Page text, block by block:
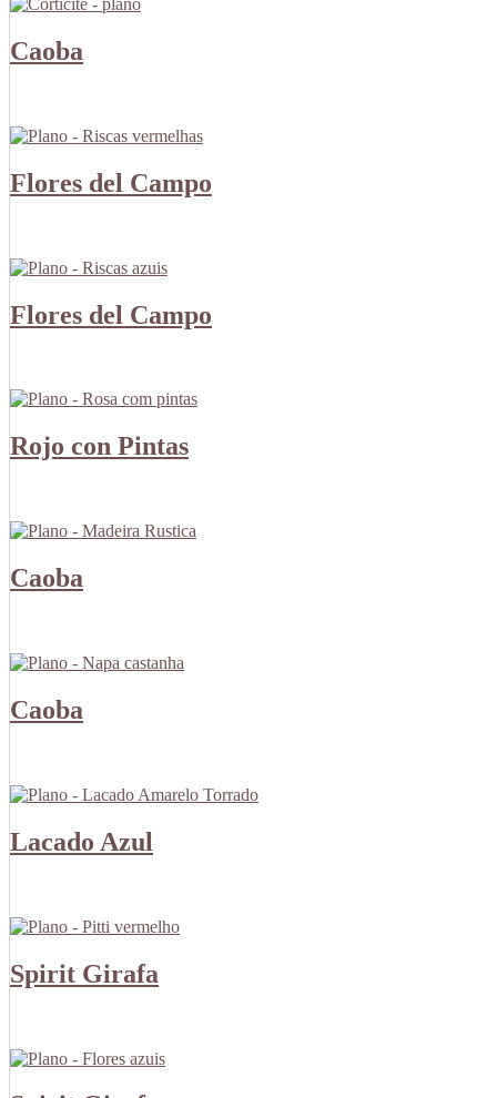
Caoba
Flores del Campo
Flores del Campo
Rojo con Pintas
Caoba
Caoba
Lacado Azul
Spirit Girafa